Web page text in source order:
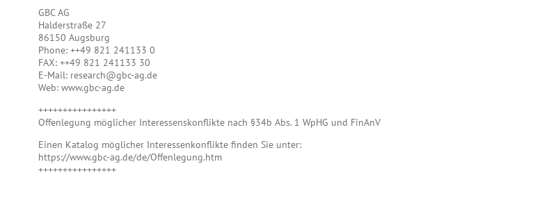
GBC AG
Halderstraße 27
86150 Augsburg
Phone: ++49 821 241133 0
FAX: ++49 821 241133 30
E-Mail: research@gbc-ag.de
Web: www.gbc-ag.de
++++++++++++++++
Offenlegung möglicher Interessenskonflikte nach §34b Abs. 1 WpHG und FinAnV
Einen Katalog möglicher Interessenkonflikte finden Sie unter:
https://www.gbc-ag.de/de/Offenlegung.htm
++++++++++++++++